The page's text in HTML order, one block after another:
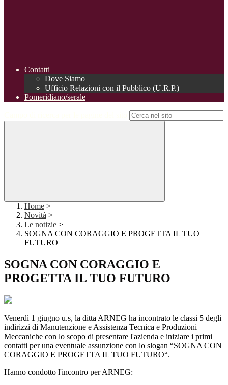
Contatti
Dove Siamo
Ufficio Relazioni con il Pubblico (U.R.P.)
Pomeridiano/serale
Home >
Novità >
Le notizie >
SOGNA CON CORAGGIO E PROGETTA IL TUO
FUTURO
SOGNA CON CORAGGIO E
PROGETTA IL TUO FUTURO
Venerdì 1 giugno u.s, la ditta ARNEG ha incontrato le classi 5 degli
indirizzi di Manutenzione e Assistenza Tecnica e Produzioni
Meccaniche con lo scopo di presentare l'azienda e iniziare i primi
contatti per una eventuale assunzione con lo slogan “SOGNA CON
CORAGGIO E PROGETTA IL TUO FUTURO“.
Hanno condotto l'incontro per ARNEG: